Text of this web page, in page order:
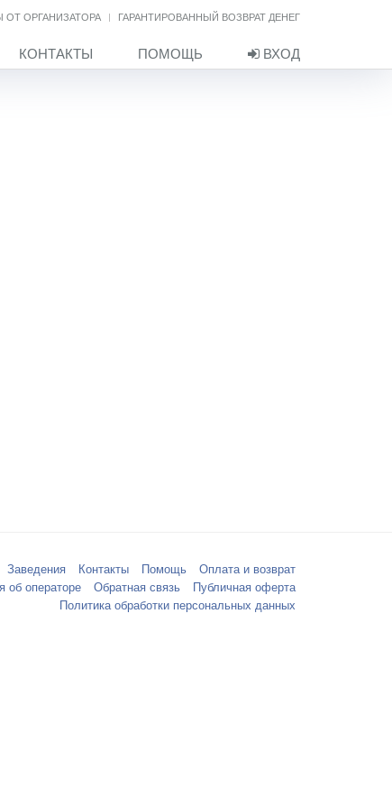
ОТ ОРГАНИЗАТОРА ГАРАНТИРОВАННЫЙ ВОЗВРАТ ДЕНЕГ
КОНТАКТЫ ПОМОЩЬ ВХОД
Заведения Контакты Помощь
Оплата и возврат
об операторе
Обратная связь
Публичная оферта
Политика обработки персональных данных